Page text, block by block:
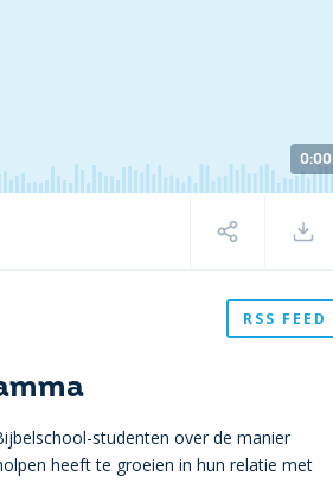
0:00
RSS FEED
studenten over de manier
heeft te groeien in hun relatie met